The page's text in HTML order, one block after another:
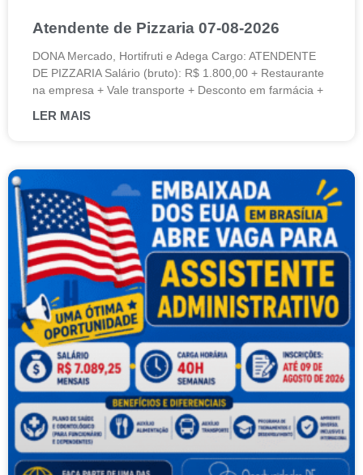
Atendente de Pizzaria 07-08-2026
DONA Mercado, Hortifruti e Adega Cargo: ATENDENTE
DE PIZZARIA Salário (bruto): R$ 1.800,00 + Restaurante
na empresa + Vale transporte + Desconto em farmácia +
LER MAIS